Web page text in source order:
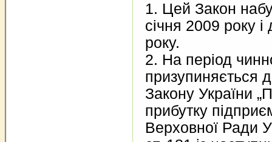
1. Цей Закон
січня 2009 року
року.
2. На період
призупиняється
Закону України
прибутку
Верховної Ради